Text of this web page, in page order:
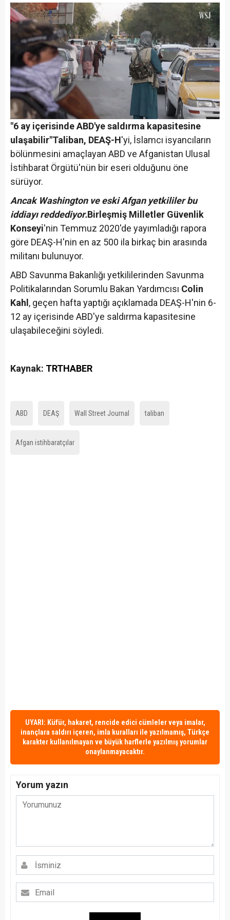
"6 ay içerisinde ABD'ye saldırma kapasitesine
ulaşabilir"Taliban, DEAŞ-H'yi, İslamcı isyancıların
bölünmesini amaçlayan ABD ve Afganistan Ulusal
İstihbarat Örgütü'nün bir eseri olduğunu öne
sürüyor.
Ancak Washington ve eski Afgan yetkililer bu
iddiayı reddediyor.Birleşmiş Milletler Güvenlik
Konseyi'nin Temmuz 2020'de yayımladığı rapora
göre DEAŞ-H'nin en az 500 ila birkaç bin arasında
militanı bulunuyor.
ABD Savunma Bakanlığı yetkililerinden Savunma
Politikalarından Sorumlu Bakan Yardımcısı Colin
Kahl , geçen hafta yaptığı açıklamada DEAŞ-H'nin 6-
12 ay içerisinde ABD'ye saldırma kapasitesine
ulaşabileceğini söyledi.
Kaynak: TRTHABER
ABD DEAŞ Wall Street Journal taliban
Afgan istihbaratçılar
UYARI: Küfür, hakaret, rencide edici cümleler veya imalar,
inançlara saldırı içeren, imla kuralları ile yazılmamış, Türkçe
karakter kullanılmayan ve büyük harflerle yazılmış yorumlar
onaylanmayacaktır.
Yorum yazın